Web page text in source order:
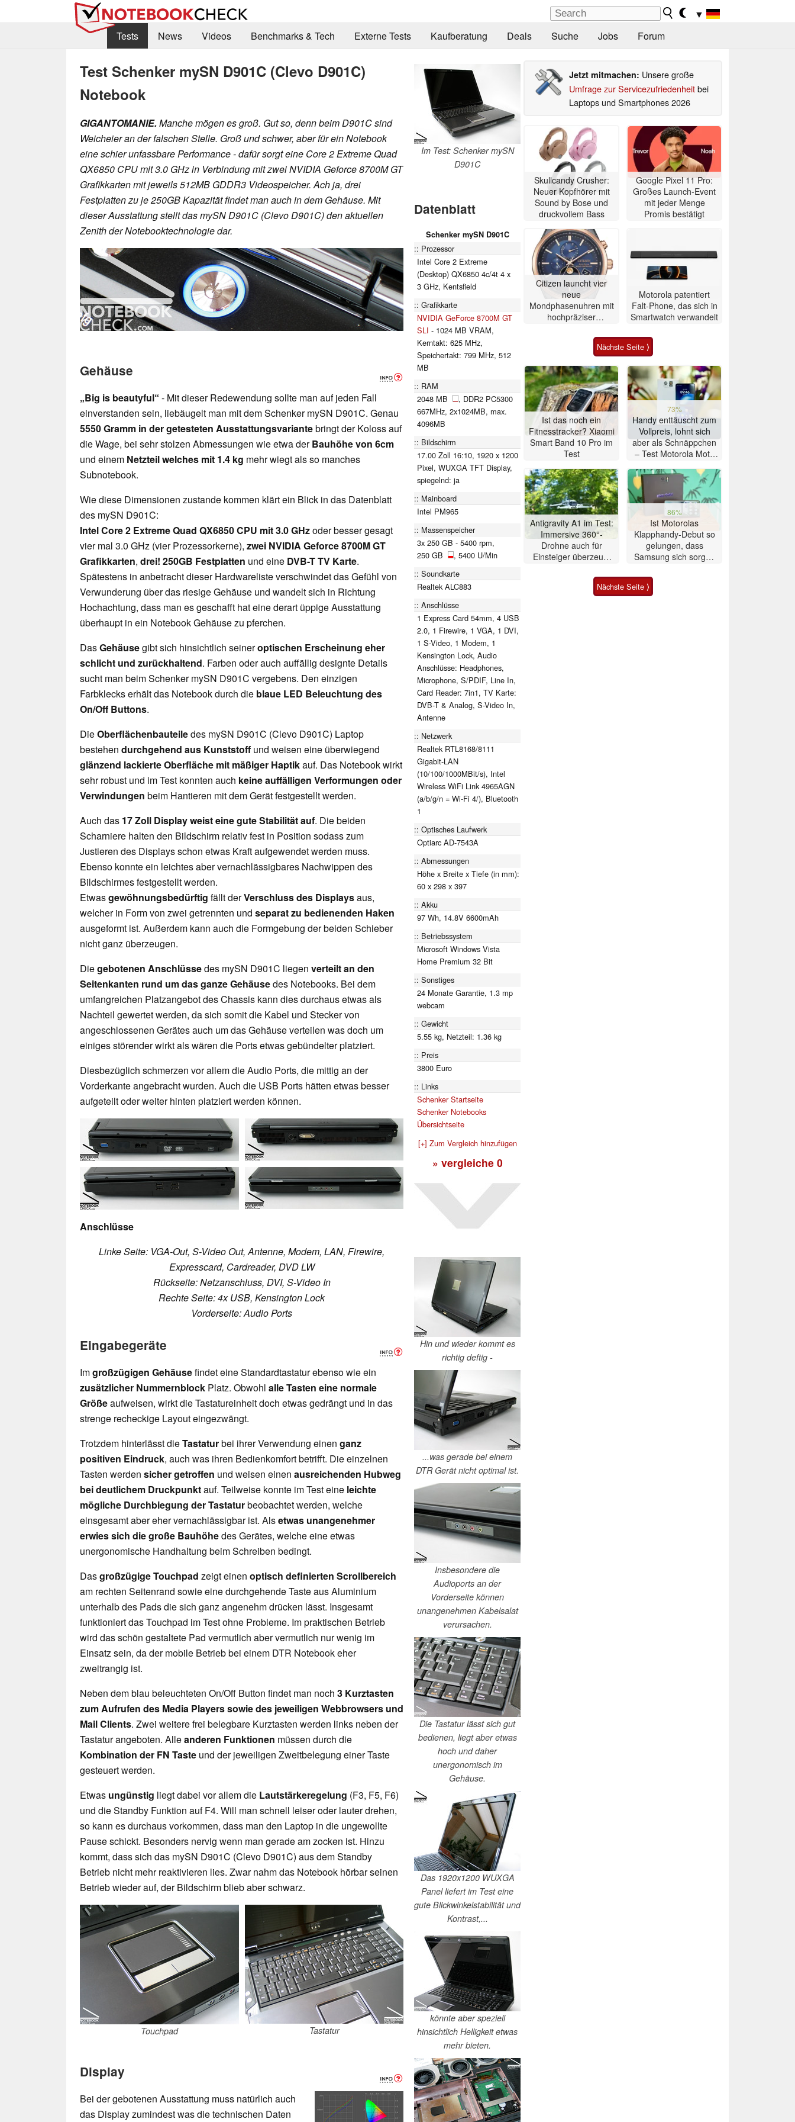
▼
Tests
News Videos Benchmarks & Tech Externe Tests Kaufberatung Deals Suche Jobs Forum
Test Schenker mySN D901C (Clevo D901C)
Notebook
GIGANTOMANIE.Manche mögen es groß. Gut so, denn beim D901C sind
Weicheier an der falschen Stelle. Groß und schwer, aber für ein Notebook
eine schier unfassbare Performance - dafür sorgt eine Core 2 Extreme Quad
QX6850 CPU mit 3.0 GHz in Verbindung mit zwei NVIDIA Geforce 8700M GT
Grafikkarten mit jeweils 512MB GDDR3 Videospeicher. Ach ja, drei
Festplatten zu je 250GB Kapazität findet man auch in dem Gehäuse. Mit
dieser Ausstattung stellt das mySN D901C (Clevo D901C) den aktuellen
Zenith der Notebooktechnologie dar.
Gehäuse
„Big is beautyful“ - Mit dieser Redewendung sollte man auf jeden Fall
einverstanden sein, liebäugelt man mit dem Schenker mySN D901C. Genau
5550 Gramm in der getesteten Ausstattungsvariantebringt der Koloss auf
die Wage, bei sehr stolzen Abmessungen wie etwa derBauhöhe von 6cm
und einem Netzteil welches mit 1.4 kg mehr wiegt als so manches
Subnotebook.
Wie diese Dimensionen zustande kommen klärt ein Blick in das Datenblatt
des mySN D901C:
Intel Core 2 Extreme Quad QX6850 CPU mit 3.0 GHzoder besser gesagt
vier mal 3.0 GHz (vier Prozessorkerne), zwei NVIDIA Geforce 8700M GT
Grafikkarten, drei! 250GB Festplatten und eine DVB-T TV Karte.
Spätestens in anbetracht dieser Hardwareliste verschwindet das Gefühl von
Verwunderung über das riesige Gehäuse und wandelt sich in Richtung
Hochachtung, dass man es geschafft hat eine derart üppige Ausstattung
überhaupt in ein Notebook Gehäuse zu pferchen.
DasGehäusegibt sich hinsichtlich seineroptischen Erscheinung eher
schlicht und zurückhaltend. Farben oder auch auffällig designte Details
sucht man beim Schenker mySN D901C vergebens. Den einzigen
Farbklecks erhält das Notebook durch die blaue LED Beleuchtung des
On/Off Buttons.
DieOberflächenbauteiledes mySN D901C (Clevo D901C) Laptop
bestehen durchgehend aus Kunststoff und weisen eine überwiegend
glänzend lackierte Oberfläche mit mäßiger Haptikauf. Das Notebook wirkt
sehr robust und im Test konnten auch keine auffälligen Verformungen oder
Verwindungen beim Hantieren mit dem Gerät festgestellt werden.
Auch das 17 Zoll Display weist eine gute Stabilität auf. Die beiden
Scharniere halten den Bildschirm relativ fest in Position sodass zum
Justieren des Displays schon etwas Kraft aufgewendet werden muss.
Ebenso konnte ein leichtes aber vernachlässigbares Nachwippen des
Bildschirmes festgestellt werden.
Etwasgewöhnungsbedürftig fällt derVerschluss des Displaysaus,
welcher in Form von zwei getrennten und separat zu bedienenden Haken
ausgeformt ist. Außerdem kann auch die Formgebung der beiden Schieber
nicht ganz überzeugen.
Diegebotenen Anschlüssedes mySN D901C liegen verteilt an den
Seitenkanten rund um das ganze Gehäusedes Notebooks. Bei dem
umfangreichen Platzangebot des Chassis kann dies durchaus etwas als
Nachteil gewertet werden, da sich somit die Kabel und Stecker von
angeschlossenen Gerätes auch um das Gehäuse verteilen was doch um
einiges störender wirkt als wären die Ports etwas gebündelter platziert.
Diesbezüglich schmerzen vor allem die Audio Ports, die mittig an der
Vorderkante angebracht wurden. Auch die USB Ports hätten etwas besser
aufgeteilt oder weiter hinten platziert werden können.
Anschlüsse
Linke Seite: VGA-Out, S-Video Out, Antenne, Modem, LAN, Firewire,
Expresscard, Cardreader, DVD LW
Rückseite: Netzanschluss, DVI, S-Video In
Rechte Seite: 4x USB, Kensington Lock
Vorderseite: Audio Ports
Eingabegeräte
Imgroßzügigen Gehäusefindet eine Standardtastatur ebenso wie ein
zusätzlicher Nummernblock Platz. Obwohl alle Tasten eine normale
Größeaufweisen, wirkt die Tastatureinheit doch etwas gedrängt und in das
strenge recheckige Layout eingezwängt.
Trotzdem hinterlässt dieTastaturbei ihrer Verwendung einen ganz
positiven Eindruck, auch was ihren Bedienkomfort betrifft. Die einzelnen
Tasten werden sicher getroffen und weisen einen ausreichenden Hubweg
bei deutlichem Druckpunktauf. Teilweise konnte im Test eine leichte
mögliche Durchbiegung der Tastaturbeobachtet werden, welche
einsgesamt aber eher vernachlässigbar ist. Alsetwas unangenehmer
erwies sich die große Bauhöhedes Gerätes, welche eine etwas
unergonomische Handhaltung beim Schreiben bedingt.
Dasgroßzügige Touchpad zeigt einen optisch definierten Scrollbereich
am rechten Seitenrand sowie eine durchgehende Taste aus Aluminium
unterhalb des Pads die sich ganz angenehm drücken lässt. Insgesamt
funktioniert das Touchpad im Test ohne Probleme. Im praktischen Betrieb
wird das schön gestaltete Pad vermutlich aber vermutlich nur wenig im
Einsatz sein, da der mobile Betrieb bei einem DTR Notebook eher
zweitrangig ist.
Neben dem blau beleuchteten On/Off Button findet man noch 3 Kurztasten
zum Aufrufen des Media Players sowie des jeweiligen Webbrowsers und
Mail Clients. Zwei weitere frei belegbare Kurztasten werden links neben der
Tastatur angeboten. Alleanderen Funktionen müssen durch die
Kombination der FN Taste und der jeweiligen Zweitbelegung einer Taste
gesteuert werden.
Etwas ungünstig liegt dabei vor allem die Lautstärkeregelung (F3, F5, F6)
und die Standby Funktion auf F4. Will man schnell leiser oder lauter drehen,
so kann es durchaus vorkommen, dass man den Laptop in die ungewollte
Pause schickt. Besonders nervig wenn man gerade am zocken ist. Hinzu
kommt, dass sich das mySN D901C (Clevo D901C) aus dem Standby
Betrieb nicht mehr reaktivieren lies. Zwar nahm das Notebook hörbar seinen
Betrieb wieder auf, der Bildschirm blieb aber schwarz.
Touchpad Tastatur
Display
Bei der gebotenen Ausstattung muss natürlich auch
das Display zumindest was die technischen Daten
Im Test: Schenker mySN
D901C
Datenblatt
Schenker mySN D901C
Prozessor
Intel Core 2 Extreme
(Desktop) QX6850 4c/4t 4 x
3 GHz, Kentsfield
Grafikkarte
NVIDIA GeForce 8700M GT
SLI - 1024 MB VRAM,
Kerntakt: 625 MHz,
Speichertakt: 799 MHz, 512
MB
RAM
2048 MB
, DDR2 PC5300
667MHz, 2x1024MB, max.
4096MB
Bildschirm
17.00 Zoll 16:10, 1920 x 1200
Pixel, WUXGA TFT Display,
spiegelnd: ja
Mainboard
Intel PM965
Massenspeicher
3x 250 GB - 5400 rpm,
250 GB
, 5400 U/Min
Soundkarte
Realtek ALC883
Anschlüsse
1 Express Card 54mm, 4 USB
2.0, 1 Firewire, 1 VGA, 1 DVI,
1 S-Video, 1 Modem, 1
Kensington Lock, Audio
Anschlüsse: Headphones,
Microphone, S/PDIF, Line In,
Card Reader: 7in1, TV Karte:
DVB-T & Analog, S-Video In,
Antenne
Netzwerk
Realtek RTL8168/8111
Gigabit-LAN
(10/100/1000MBit/s), Intel
Wireless WiFi Link 4965AGN
(a/b/g/n = Wi-Fi 4/), Bluetooth
1
Optisches Laufwerk
Optiarc AD-7543A
Abmessungen
Höhe x Breite x Tiefe (in mm):
60 x 298 x 397
Akku
97 Wh, 14.8V 6600mAh
Betriebssystem
Microsoft Windows Vista
Home Premium 32 Bit
Sonstiges
24 Monate Garantie, 1.3 mp
webcam
Gewicht
5.55 kg, Netzteil: 1.36 kg
Preis
3800 Euro
Links
Schenker Startseite
Schenker Notebooks
Übersichtseite
[+] Zum Vergleich hinzufügen
» vergleiche 0
Hin und wieder kommt es
richtig deftig -
...was gerade bei einem
DTR Gerät nicht optimal ist.
Insbesondere die
Audioports an der
Vorderseite können
unangenehmen Kabelsalat
verursachen.
Die Tastatur lässt sich gut
bedienen, liegt aber etwas
hoch und daher
unergonomisch im
Gehäuse.
Das 1920x1200 WUXGA
Panel liefert im Test eine
gute Blickwinkelstabilität und
Kontrast,...
könnte aber speziell
hinsichtlich Helligkeit etwas
mehr bieten.
Jetzt mitmachen: Unsere große
Umfrage zur Servicezufriedenheitbei
Laptops und Smartphones 2026
Skullcandy Crusher:
Neuer Kopfhörer mit
Sound by Bose und
druckvollem Bass
Google Pixel 11 Pro:
Großes Launch-Event
mit jeder Menge
Promis bestätigt
Citizen launcht vier
neue
Mondphasenuhren mit
hochpräziser
Motorola patentiert
Falt-Phone, das sich in
Smartwatch verwandelt
Nächste Seite ⟩
Ist das noch ein
Fitnesstracker? Xiaomi
Smart Band 10 Pro im
Test
73%
Handy enttäuscht zum
Vollpreis, lohnt sich
aber als Schnäppchen
– Test Motorola Moto
Antigravity A1 im Test:
Immersive 360°-
Drohne auch für
Einsteiger überzeugt
86%
Ist Motorolas
Klapphandy-Debut so
gelungen, dass
Samsung sich sorgen
Smartphone im Test
Nächste Seite ⟩